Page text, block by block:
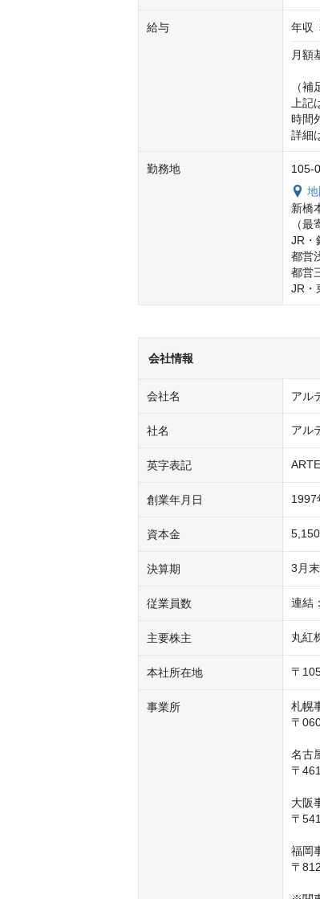
給与 年収
月額
（補
上
時間
詳細
勤務地
105-
新橋
（
JR・
都営
都営
JR・
会社情報
会社名 アル
社名 アル
英字表記
創業年月日 1997
資本金
決算期 3月
従業員数 連結
主要株主 丸紅
本社所在地 〒
事業所
札幌
〒
名古
〒
大阪
〒
福岡
〒